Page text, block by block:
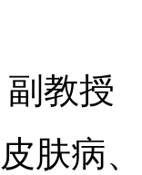
教授
肤病